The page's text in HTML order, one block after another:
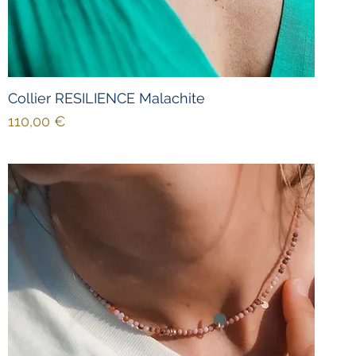
Collier RESILIENCE Malachite
Prix
110,00 €